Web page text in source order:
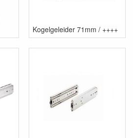
Kogelgeleider 71mm / ++++